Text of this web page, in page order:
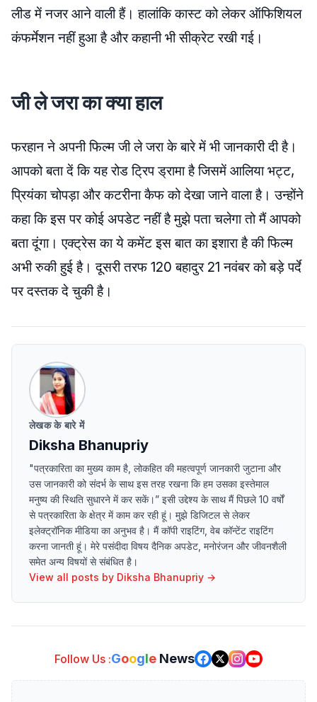
लीड में नजर आने वाली हैं। हालांकि कास्ट को लेकर ऑफिशियल
कंफर्मेशन नहीं हुआ है और कहानी भी सीक्रेट रखी गई।
जी ले जरा का क्या हाल
फरहान ने अपनी फिल्म जी ले जरा के बारे में भी जानकारी दी है।
आपको बता दें कि यह रोड ट्रिप ड्रामा है जिसमें आलिया भट्ट,
प्रियंका चोपड़ा और कटरीना कैफ को देखा जाने वाला है। उन्होंने
कहा कि इस पर कोई अपडेट नहीं है मुझे पता चलेगा तो मैं आपको
बता दूंगा। एक्ट्रेस का ये कमेंट इस बात का इशारा है की फिल्म
अभी रुकी हुई है। दूसरी तरफ 120 बहादुर 21 नवंबर को बड़े पर्दे
पर दस्तक दे चुकी है।
लेखक के बारे में
Diksha Bhanupriy
"पत्रकारिता का मुख्य काम है, लोकहित की महत्वपूर्ण जानकारी जुटाना और
उस जानकारी को संदर्भ के साथ इस तरह रखना कि हम उसका इस्तेमाल
मनुष्य की स्थिति सुधारने में कर सकें।” इसी उद्देश्य के साथ मैं पिछले 10 वर्षों
से पत्रकारिता के क्षेत्र में काम कर रही हूं। मुझे डिजिटल से लेकर
इलेक्ट्रॉनिक मीडिया का अनुभव है। मैं कॉपी राइटिंग, वेब कॉन्टेंट राइटिंग
करना जानती हूं। मेरे पसंदीदा विषय दैनिक अपडेट, मनोरंजन और जीवनशैली
समेत अन्य विषयों से संबंधित है।
View all posts by Diksha Bhanupriy →
Follow Us :Google News